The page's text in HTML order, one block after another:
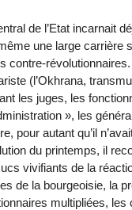
de l’Etat incarnait
une large carrière
contre-
(l’Okhrana,
les juges, les
», les
pour autant qu’il
du printemps, il
vivifiants de la
de la bourgeoisie, la
multipliées, les